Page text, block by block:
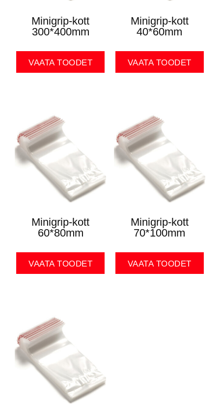
Minigrip-kott
300*400mm
VAATA TOODET
Minigrip-kott
40*60mm
VAATA TOODET
Minigrip-kott
60*80mm
VAATA TOODET
Minigrip-kott
70*100mm
VAATA TOODET